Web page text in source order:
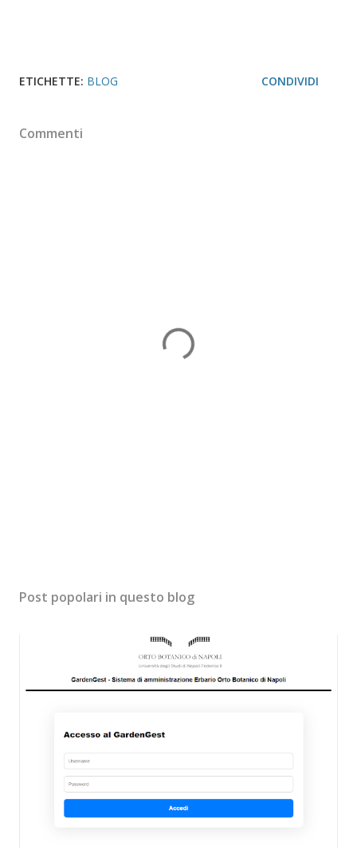
ETICHETTE: BLOG CONDIVIDI
Commenti
Post popolari in questo blog